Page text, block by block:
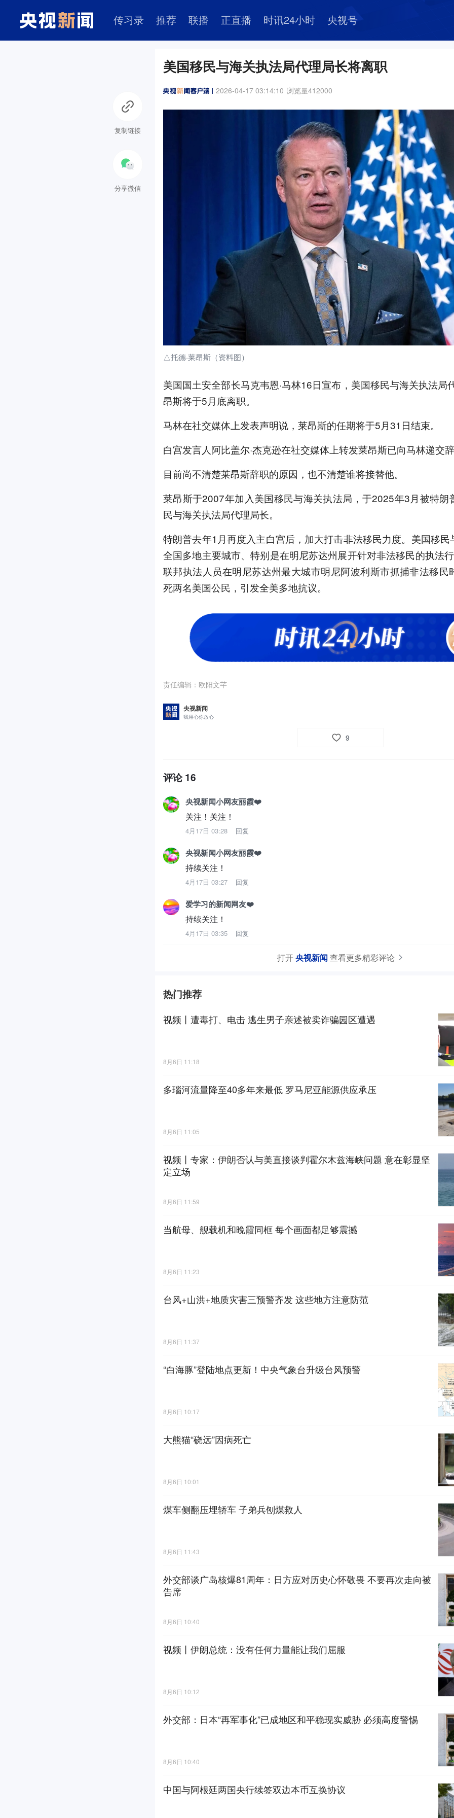
传习录 推荐 联播 正直播 时讯24小时 央视号
美国移民与海关执法局代理局长将离职
2026-04-17 03:14:10 浏览量412000
△托德·莱昂斯（资料图）
美国国土安全部长马克韦恩·马林16日宣布，美国移民与海关执法局
昂斯将于5月底离职。
马林在社交媒体上发表声明说，莱昂斯的任期将于5月31日结束。
白宫发言人阿比盖尔·杰克逊在社交媒体上转发莱昂斯已向马林递交
目前尚不清楚莱昂斯辞职的原因，也不清楚谁将接替他。
莱昂斯于2007年加入美国移民与海关执法局，于2025年3月被特朗
民与海关执法局代理局长。
特朗普去年1月再度入主白宫后，加大打击非法移民力度。美国移民
全国多地主要城市、特别是在明尼苏达州展开针对非法移民的执法
联邦执法人员在明尼苏达州最大城市明尼阿波利斯市抓捕非法移民
死两名美国公民，引发全美多地抗议。
责任编辑： 欧阳文芊
央视新闻
我用心你放心
9
评论16
央视新闻小网友丽霞❤️
关注！关注！
4月17日 03:28 回复
央视新闻小网友丽霞❤️
持续关注！
4月17日 03:27 回复
爱学习的新闻网友❤️
持续关注！
4月17日 03:35 回复
打开央视新闻查看更多精彩评论
热门推荐
视频丨遭毒打、电击 逃生男子亲述被卖诈骗园区遭遇
8月6日 11:18
多瑙河流量降至40多年来最低 罗马尼亚能源供应承压
8月6日 11:05
视频丨专家：伊朗否认与美直接谈判霍尔木兹海峡问题 意在彰显坚
定立场
8月6日 11:59
当航母、舰载机和晚霞同框 每个画面都足够震撼
8月6日 11:23
台风+山洪+地质灾害三预警齐发 这些地方注意防范
8月6日 11:37
“白海豚”登陆地点更新！中央气象台升级台风预警
8月6日 10:17
大熊猫“硗远”因病死亡
8月6日 10:01
煤车侧翻压埋轿车 子弟兵刨煤救人
8月6日 11:43
外交部谈广岛核爆81周年：日方应对历史心怀敬畏 不要再次走向被
告席
8月6日 10:40
视频丨伊朗总统：没有任何力量能让我们屈服
8月6日 10:12
外交部：日本“再军事化”已成地区和平稳现实威胁 必须高度警惕
8月6日 10:40
中国与阿根廷两国央行续签双边本币互换协议
复制链接
分享微信